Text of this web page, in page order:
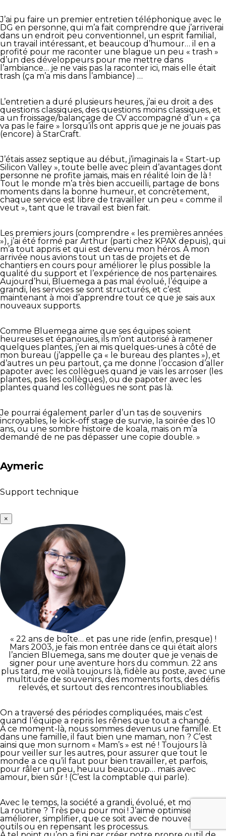
J’ai pu faire un premier entretien téléphonique avec le
DG en personne, qui m’a fait comprendre que j’arriverai
dans un endroit peu conventionnel, un esprit familial,
un travail intéressant, et beaucoup d’humour… il en a
profité pour me raconter une blague un peu « trash »
d’un des développeurs pour me mettre dans
l’ambiance… je ne vais pas la raconter ici, mais elle était
trash (ça m’a mis dans l’ambiance) …
L’entretien a duré plusieurs heures, j’ai eu droit a des
questions classiques, des questions moins classiques, et
a un froissage/balançage de CV accompagné d’un « ça
va pas le faire » lorsqu’ils ont appris que je ne jouais pas
(encore) à StarCraft.
J’étais assez septique au début, j’imaginais la « Start-up
Silicon Valley », toute belle avec plein d’avantages dont
personne ne profite jamais, mais en réalité loin de là !
Tout le monde m’a très bien accueilli, partage de bons
moments dans la bonne humeur, et concrètement,
chaque service est libre de travailler un peu « comme il
veut », tant que le travail est bien fait.
Les premiers jours (comprendre « les premières années
»), j’ai été formé par Arthur (parti chez KPAX depuis), qui
m’a tout appris et qui est devenu mon héros. À mon
arrivée nous avions tout un tas de projets et de
chantiers en cours pour améliorer le plus possible la
qualité du support et l’expérience de nos partenaires.
Aujourd’hui, Bluemega a pas mal évolué, l’équipe a
grandi, les services se sont structurés, et c’est
maintenant à moi d’apprendre tout ce que je sais aux
nouveaux supports.
Comme Bluemega aime que ses équipes soient
heureuses et épanouies, ils m’ont autorisé à ramener
quelques plantes, j’en ai mis quelques-unes à côté de
mon bureau (j’appelle ça « le bureau des plantes »), et
d’autres un peu partout, ça me donne l’occasion d’aller
papoter avec les collègues quand je vais les arroser (les
plantes, pas les collègues), ou de papoter avec les
plantes quand les collègues ne sont pas là.
Je pourrai également parler d’un tas de souvenirs
incroyables, le kick-off stage de survie, la soirée des 10
ans, ou une sombre histoire de koala, mais on m’a
demandé de ne pas dépasser une copie double. »
Aymeric
Support technique
×
« 22 ans de boîte… et pas une ride (enfin, presque) !
Mars 2003, je fais mon entrée dans ce qui était alors
l’ancien Bluemega, sans me douter que je venais de
signer pour une aventure hors du commun. 22 ans
plus tard, me voilà toujours là, fidèle au poste, avec une
multitude de souvenirs, des moments forts, des défis
relevés, et surtout des rencontres inoubliables.
On a traversé des périodes compliquées, mais c’est
quand l’équipe a repris les rênes que tout a changé.
À ce moment-là, nous sommes devenus une famille. Et
dans une famille, il faut bien une maman, non ? C’est
ainsi que mon surnom « Mam’s » est né ! Toujours là
pour veiller sur les autres, pour assurer que tout le
monde a ce qu’il faut pour bien travailler, et parfois,
pour râler un peu, heuuu beaucoup… mais avec
amour, bien sûr ! (C’est la comptable qui parle).
Avec le temps, la société a grandi, évolué, et moi aussi.
La routine ? Très peu pour moi ! J’aime optimiser,
améliorer, simplifier, que ce soit avec de nouveaux
outils ou en repensant les processus.